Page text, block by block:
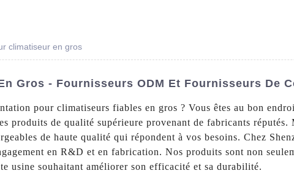
climatiseur en gros
Gros - Fournisseurs ODM Et Fournisseurs De
pour climatiseurs fiables en gros ? Vous êtes au bon
produits de qualité supérieure provenant de fabricants
de haute qualité qui répondent à vos besoins. Chez
en R&D et en fabrication. Nos produits sont non
usine souhaitant améliorer son efficacité et sa durabilité.